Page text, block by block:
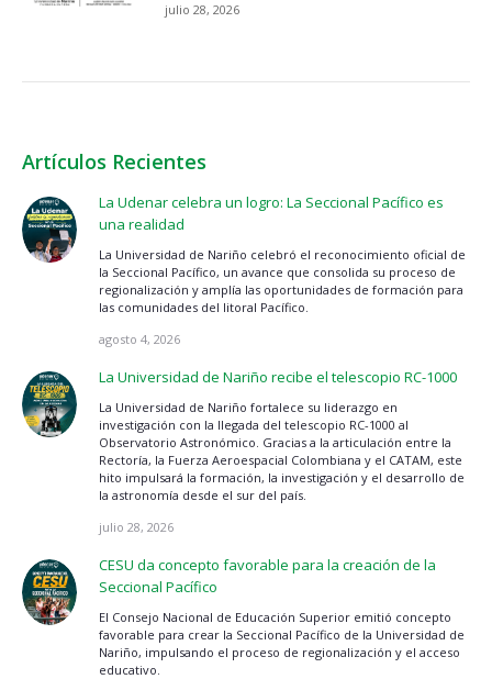
julio 28, 2026
Artículos Recientes
La Udenar celebra un logro: La Seccional Pacífico es
una realidad
La Universidad de Nariño celebró el reconocimiento oficial de
la Seccional Pacífico, un avance que consolida su proceso de
regionalización y amplía las oportunidades de formación para
las comunidades del litoral Pacífico.
agosto 4, 2026
La Universidad de Nariño recibe el telescopio RC-1000
La Universidad de Nariño fortalece su liderazgo en
investigación con la llegada del telescopio RC-1000 al
Observatorio Astronómico. Gracias a la articulación entre la
Rectoría, la Fuerza Aeroespacial Colombiana y el CATAM, este
hito impulsará la formación, la investigación y el desarrollo de
la astronomía desde el sur del país.
julio 28, 2026
CESU da concepto favorable para la creación de la
Seccional Pacífico
El Consejo Nacional de Educación Superior emitió concepto
favorable para crear la Seccional Pacífico de la Universidad de
Nariño, impulsando el proceso de regionalización y el acceso
educativo.